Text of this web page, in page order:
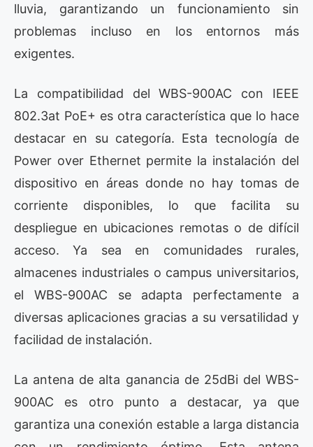
lluvia, garantizando un funcionamiento sin
problemas incluso en los entornos más
exigentes.
La compatibilidad del WBS-900AC con IEEE
802.3at PoE+ es otra característica que lo hace
destacar en su categoría. Esta tecnología de
Power over Ethernet permite la instalación del
dispositivo en áreas donde no hay tomas de
corriente disponibles, lo que facilita su
despliegue en ubicaciones remotas o de difícil
acceso. Ya sea en comunidades rurales,
almacenes industriales o campus universitarios,
el WBS-900AC se adapta perfectamente a
diversas aplicaciones gracias a su versatilidad y
facilidad de instalación.
La antena de alta ganancia de 25dBi del WBS-
900AC es otro punto a destacar, ya que
garantiza una conexión estable a larga distancia